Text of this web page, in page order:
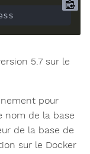
5.7 sur le
pour
nom de la base
de la base de
sur le Docker